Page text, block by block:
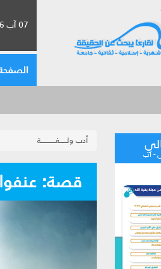
07 آب 2026 الموافق لـ 23 صفر 1448
- آب
أدب ولــــــغــــــــــــة
قصة: